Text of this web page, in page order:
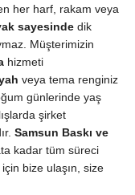
her harf, rakam veya
sayesinde dik
Müşterimizin
hizmeti
veya tema renginiz
günlerinde yaş
şirket
Samsun Baskı ve
kadar tüm süreci
bize ulaşın, size